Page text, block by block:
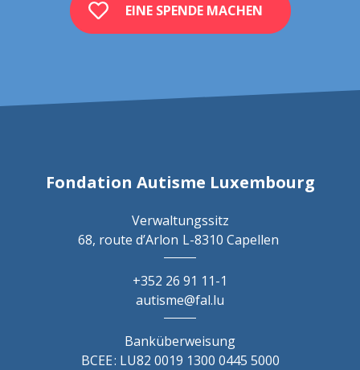
EINE SPENDE MACHEN
Fondation Autisme Luxembourg
Verwaltungssitz
68, route d’Arlon L-8310 Capellen
+352 26 91 11-1
autisme@fal.lu
Banküberweisung
BCEE : LU82 0019 1300 0445 5000